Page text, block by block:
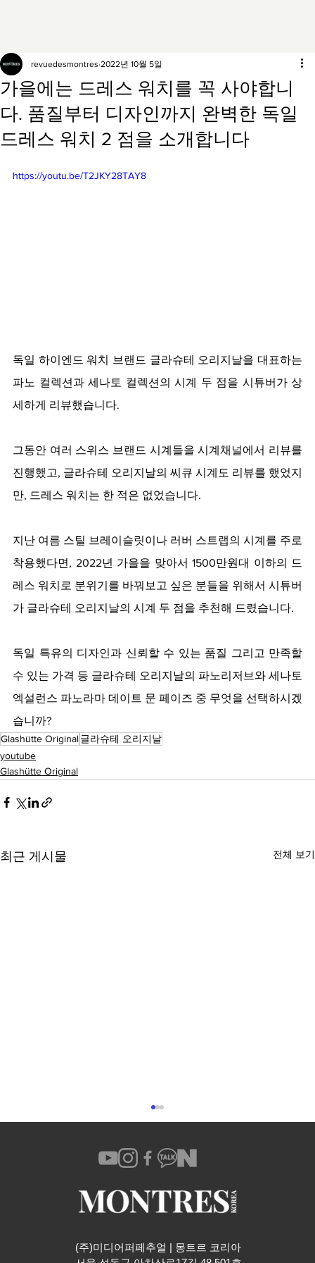
가을에는 드레스 워치를 꼭 사야합니
다. 품질부터 디자인까지 완벽한 독일
드레스 워치 2 점을 소개합니다
revuedesmontres 2022년 10월 5일
https://youtu.be/T2JKY28TAY8
독일 하이엔드 워치 브랜드 글라슈테 오리지날을 대표하는
파노 컬렉션과 세나토 컬렉션의 시계 두 점을 시튜버가 상
세하게 리뷰했습니다.
그동안 여러 스위스 브랜드 시계들을 시계채널에서 리뷰를
진행했고, 글라슈테 오리지날의 씨큐 시계도 리뷰를 했었지
만, 드레스 워치는 한 적은 없었습니다.
지난 여름 스틸 브레이슬릿이나 러버 스트랩의 시계를 주로
착용했다면, 2022년 가을을 맞아서 1500만원대 이하의 드
레스 워치로 분위기를 바꿔보고 싶은 분들을 위해서 시튜버
가 글라슈테 오리지날의 시계 두 점을 추천해 드렸습니다.
독일 특유의 디자인과 신뢰할 수 있는 품질 그리고 만족할
수 있는 가격 등 글라슈테 오리지날의 파노리저브와 세나토
엑설런스 파노라마 데이트 문 페이즈 중 무엇을 선택하시겠
습니까?
Glashütte Original글라슈테 오리지날
youtube
Glashütte Original
최근 게시물 전체 보기
(주)미디어퍼페추얼 | 몽트르 코리아